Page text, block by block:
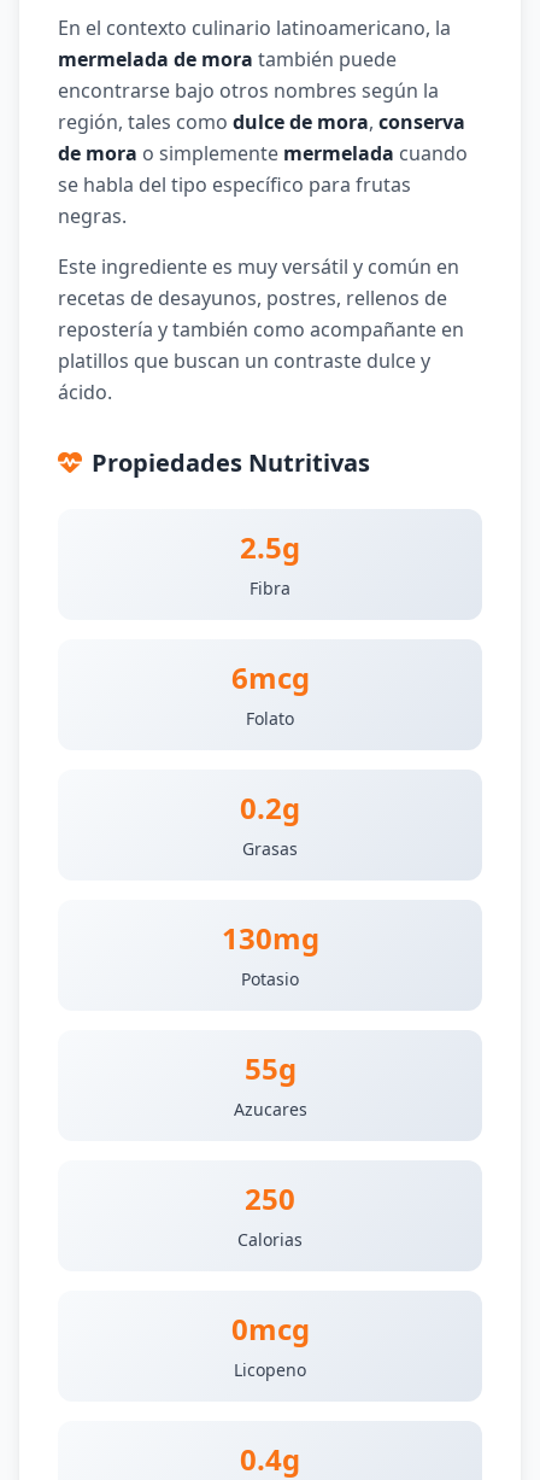
En el contexto culinario latinoamericano, la
mermelada de mora también puede
encontrarse bajo otros nombres según la
región, tales como dulce de mora, conserva
de mora o simplemente mermelada cuando
se habla del tipo específico para frutas
negras.
Este ingrediente es muy versátil y común en
recetas de desayunos, postres, rellenos de
repostería y también como acompañante en
platillos que buscan un contraste dulce y
ácido.
Propiedades Nutritivas
2.5g
Fibra
6mcg
Folato
0.2g
Grasas
130mg
Potasio
55g
Azucares
250
Calorias
0mcg
Licopeno
0.4g